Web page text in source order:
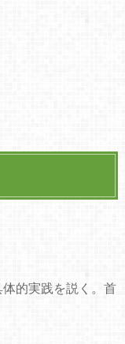
的実践を説く。首